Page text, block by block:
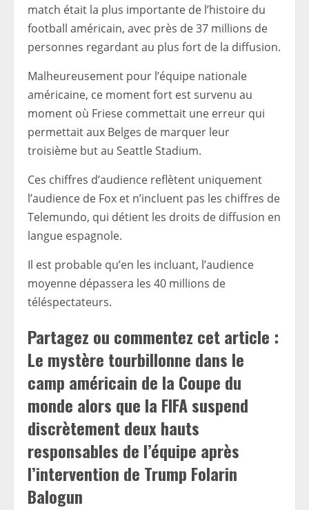
match était la plus importante de l’histoire du
football américain, avec près de 37 millions de
personnes regardant au plus fort de la diffusion.
Malheureusement pour l’équipe nationale
américaine, ce moment fort est survenu au
moment où Friese commettait une erreur qui
permettait aux Belges de marquer leur
troisième but au Seattle Stadium.
Ces chiffres d’audience reflètent uniquement
l’audience de Fox et n’incluent pas les chiffres de
Telemundo, qui détient les droits de diffusion en
langue espagnole.
Il est probable qu’en les incluant, l’audience
moyenne dépassera les 40 millions de
téléspectateurs.
Partagez ou commentez cet article :
Le mystère tourbillonne dans le
camp américain de la Coupe du
monde alors que la FIFA suspend
discrètement deux hauts
responsables de l’équipe après
l’intervention de Trump Folarin
Balogun